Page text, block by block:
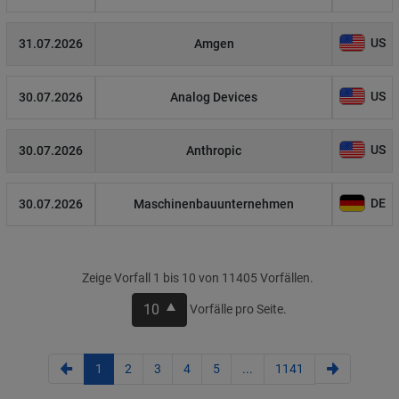
31.07.2026 Amgen US
30.07.2026 Analog Devices US
30.07.2026 Anthropic US
30.07.2026 Maschinenbauunternehmen DE
Zeige Vorfall 1 bis 10 von 11405 Vorfällen.
10 Vorfälle pro Seite.
1 2 3 4 5 ... 1141